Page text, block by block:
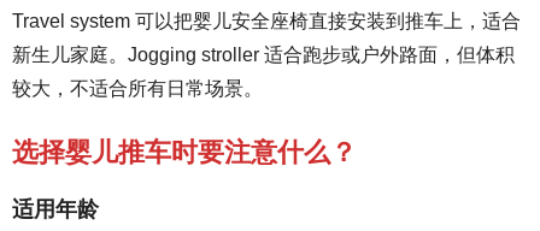
Travel system 可以把婴儿安全座椅直接安装到推车上，适合
新生儿家庭。Jogging stroller 适合跑步或户外路面，但体积
较大，不适合所有日常场景。
选择婴儿推车时要注意什么？
适用年龄